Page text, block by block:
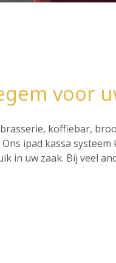
voor
koffiebar,
ipad kassa systeem
in uw zaak. Bij veel